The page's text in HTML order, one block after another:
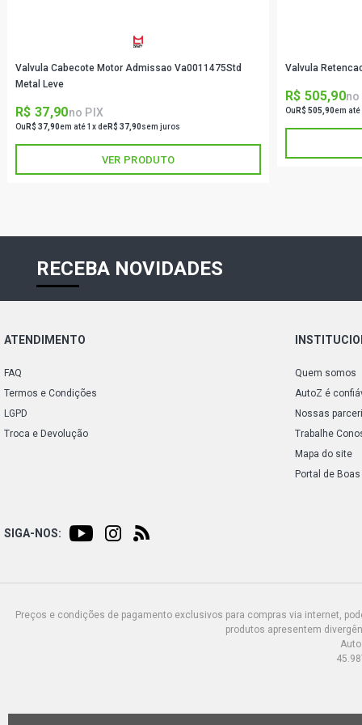
Valvula Cabecote Motor Admissao Va0011475Std
Metal Leve
R$ 37,90no PIX
Ou R$ 37,90em até 1x deR$ 37,90sem juros
VER PRODUTO
Valvula
R$ 505,90no
Ou R$ 505,90em até
RECEBA NOVIDADES
ATENDIMENTO
FAQ
Termos e Condições
LGPD
Troca e Devolução
Quem somos
AutoZ é
Nossas
Trabalhe
Mapa do site
Portal de
SIGA-NOS:
Preços e condições de pagamento exclusivos para compras via internet,
produtos apresentem